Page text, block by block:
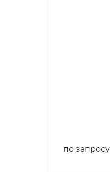
по запросу